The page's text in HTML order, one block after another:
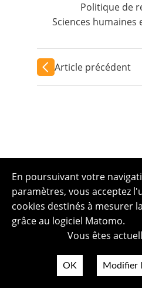
Politique de
Sciences humaines
Article précédent
En poursuivant votre
paramètres, vous acceptez
cookies destinés à mesurer
grâce au logiciel Matomo.
Vous êtes
OK Modifier